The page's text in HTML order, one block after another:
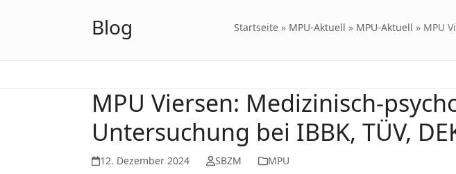
Blog Startseite » MPU-Aktuell » MPU-Aktuell » MPU
MPU Viersen: Medizinisch-
Untersuchung bei IBBK, TÜV,
12. Dezember 2024 SBZM MPU